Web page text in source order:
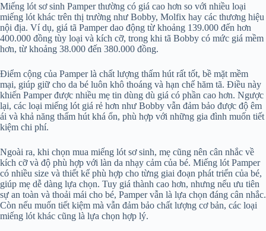
Miếng lót sơ sinh Pamper thường có giá cao hơn so với nhiều loại
miếng lót khác trên thị trường như Bobby, Molfix hay các thương hiệu
nội địa. Ví dụ, giá tã Pamper dao động từ khoảng 139.000 đến hơn
400.000 đồng tùy loại và kích cỡ, trong khi tã Bobby có mức giá mềm
hơn, từ khoảng 38.000 đến 380.000 đồng.
Điểm cộng của Pamper là chất lượng thấm hút rất tốt, bề mặt mềm
mại, giúp giữ cho da bé luôn khô thoáng và hạn chế hăm tã. Điều này
khiến Pamper được nhiều mẹ tin dùng dù giá có phần cao hơn. Ngược
lại, các loại miếng lót giá rẻ hơn như Bobby vẫn đảm bảo được độ êm
ái và khả năng thấm hút khá ổn, phù hợp với những gia đình muốn tiết
kiệm chi phí.
Ngoài ra, khi chọn mua miếng lót sơ sinh, mẹ cũng nên cân nhắc về
kích cỡ và độ phù hợp với làn da nhạy cảm của bé. Miếng lót Pamper
có nhiều size và thiết kế phù hợp cho từng giai đoạn phát triển của bé,
giúp mẹ dễ dàng lựa chọn. Tuy giá thành cao hơn, nhưng nếu ưu tiên
sự an toàn và thoải mái cho bé, Pamper vẫn là lựa chọn đáng cân nhắc.
Còn nếu muốn tiết kiệm mà vẫn đảm bảo chất lượng cơ bản, các loại
miếng lót khác cũng là lựa chọn hợp lý.